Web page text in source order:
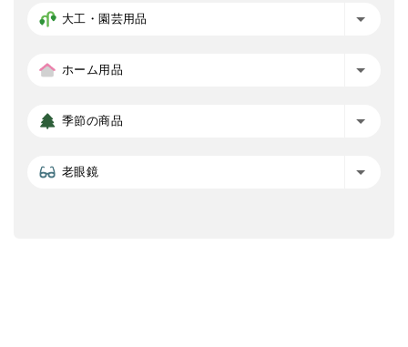
大工・園芸用品
ホーム用品
季節の商品
老眼鏡